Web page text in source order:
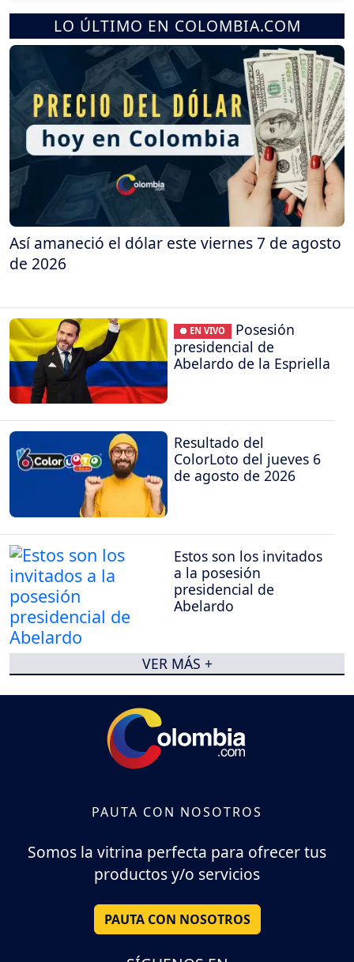
LO ÚLTIMO EN COLOMBIA.COM
Así amaneció el dólar este viernes 7 de agosto
de 2026
● EN VIVO
Posesión
presidencial de
Abelardo de la Espriella
Resultado del
ColorLoto del jueves 6
de agosto de 2026
Estos son los invitados
a la posesión
presidencial de
Abelardo
VER MÁS +
PAUTA CON NOSOTROS
Somos la vitrina perfecta para ofrecer tus
productos y/o servicios
PAUTA CON NOSOTROS